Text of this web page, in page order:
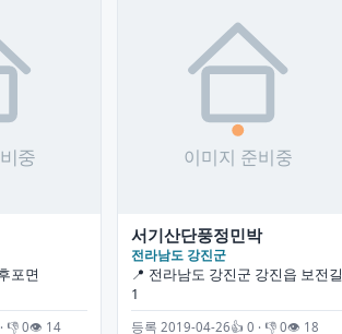
포면
👎 0👁 14
서기산단풍정민박
전라남도 강진군
📍 전라남도 강진군 강진읍 보전길
1
등록 2019-04-26👍 0 · 👎 0👁 18